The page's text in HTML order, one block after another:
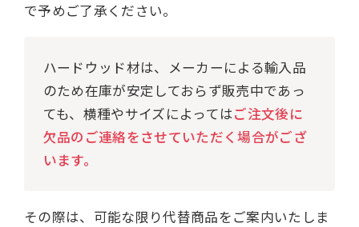
で予めご了承ください。
ハードウッド材は、メーカーによる輸入品
のため在庫が安定しておらず販売中であっ
ても、横種やサイズによってはご注文後に
欠品のご連絡をさせていただく場合がござ
います。
その際は、可能な限り代替商品をご案内いたしま